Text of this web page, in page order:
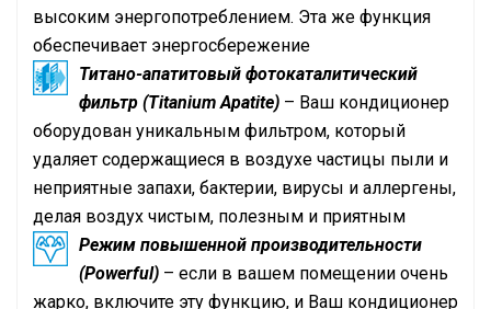
высоким энергопотреблением. Эта же функция
обеспечивает энергосбережение
Титано-апатитовый фотокаталитический
фильтр (Titanium Apatite) – Ваш кондиционер
оборудован уникальным фильтром, который
удаляет содержащиеся в воздухе частицы пыли и
неприятные запахи, бактерии, вирусы и аллергены,
делая воздух чистым, полезным и приятным
Режим повышенной производительности
(Powerful) – если в вашем помещении очень
жарко, включите эту функцию, и Ваш кондиционер